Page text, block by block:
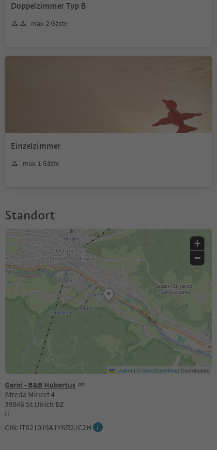
Doppelzimmer Typ B
max. 2 Gäste
Einzelzimmer
max. 1 Gäste
Standort
Garni - B&B Hubertus
Streda Minert 4
39046 St.Ulrich BZ
IT
CIN: IT021019A1YNR2JC2H
+
−
Leaflet | ©OpenStreetMapContributors